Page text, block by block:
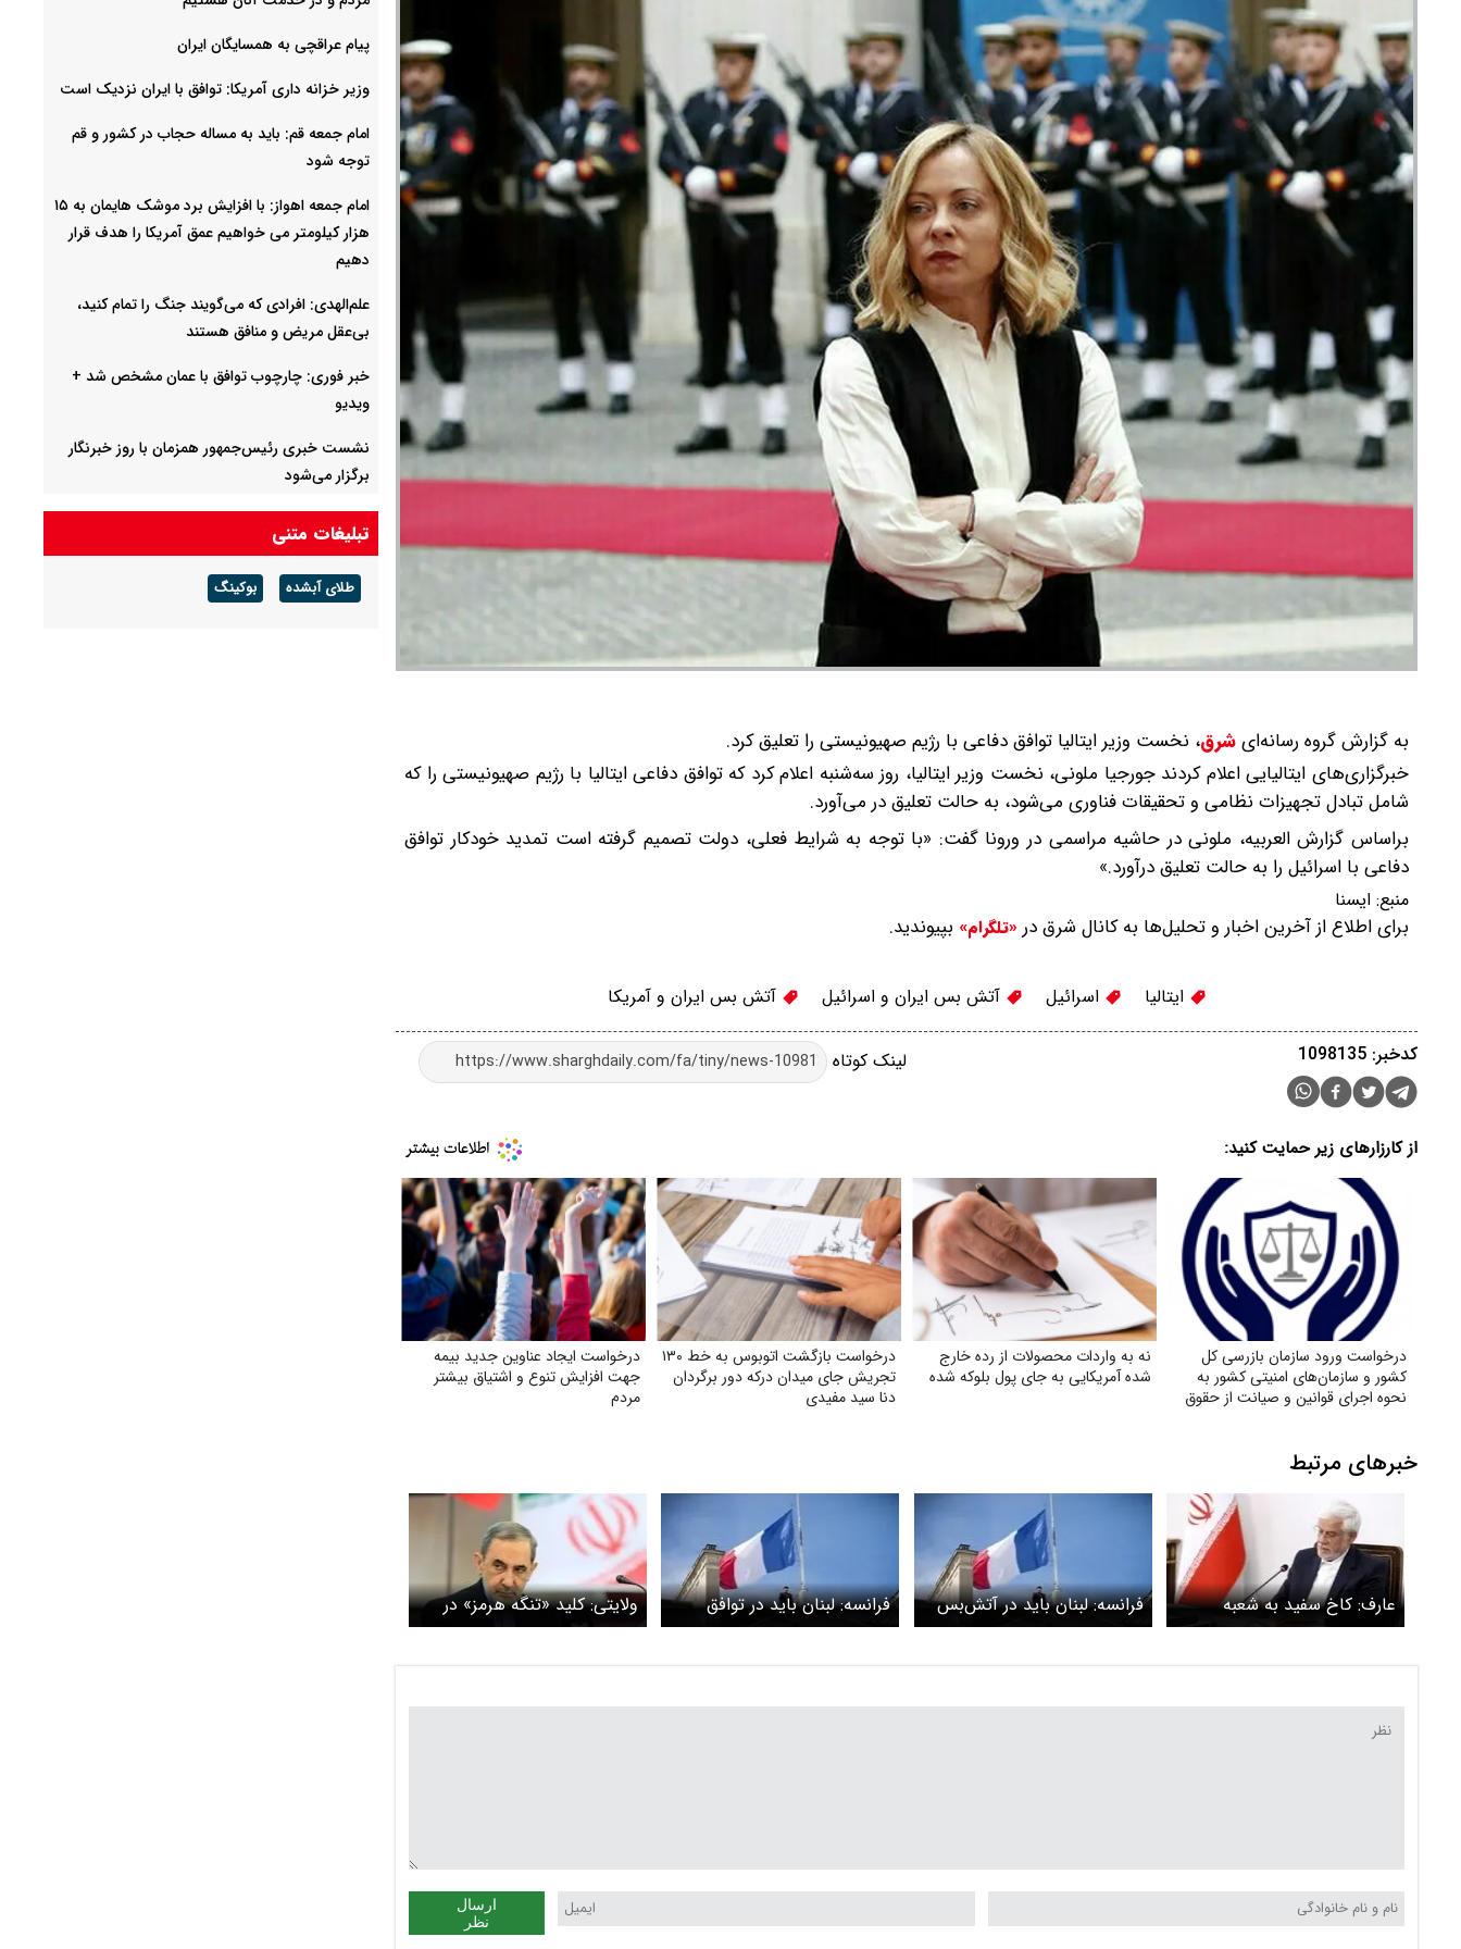
به گزارش گروه رسانه‌ایشرق، نخست وزیر ایتالیا توافق دفاعی با رژیم صهیونیستی را تعلیق کرد.
خبرگزاری‌های ایتالیایی اعلام کردند جورجیا ملونی، نخست وزیر ایتالیا، روز سه‌شنبه اعلام کرد که توافق دفاعی ایتالیا با رژیم صهیونیستی را که
شامل تبادل تجهیزات نظامی و تحقیقات فناوری می‌شود، به حالت تعلیق در می‌آورد.
براساس گزارش العربیه، ملونی در حاشیه مراسمی در ورونا گفت: «با توجه به شرایط فعلی، دولت تصمیم گرفته است تمدید خودکار توافق
دفاعی با اسرائیل را به حالت تعلیق درآورد.»
منبع: ایسنا
برای اطلاع از آخرین اخبار و تحلیل‌ها به کانال شرق در «تلگرام» بپیوندید.
ایتالیا اسرائیل آتش بس ایران و اسرائیل آتش بس ایران و آمریکا
لینک کوتاه کدخبر: 1098135
از کارزارهای زیر حمایت کنید:
درخواست ورود سازمان بازرسی کل
کشور و سازمان‌های امنیتی کشور به
نحوه اجرای قوانین و صیانت از حقوق
نه به واردات محصولات از رده خارج
شده آمریکایی به جای پول بلوکه شده
درخواست بازگشت اتوبوس به خط ۱۳۰
تجریش جای میدان درکه دور برگردان
دنا سید مفیدی
درخواست ایجاد عناوین جدید بیمه
جهت افزایش تنوع و اشتیاق بیشتر
مردم
خبرهای مرتبط
عارف: کاخ سفید به شعبه
گزارش‌دهی به نتانیاهو تبدیل
فرانسه: لبنان باید در آتش‌بس
ایران-آمریکا گنجانده شود
فرانسه: لبنان باید در توافق
آتش‌بس ایران و آمریکا
ولایتی:‌ کلید «تنگه هرمز» در
دستان مقتدر ماست
ارسال
نظر
پیام عراقچی به همسایگان ایران
وزیر خزانه داری آمریکا: توافق با ایران نزدیک است
امام جمعه قم: باید به مساله حجاب در کشور و قم
توجه شود
امام‌ جمعه اهواز: با افزایش برد موشک هایمان به ۱۵
هزار کیلومتر می خواهیم عمق آمریکا را هدف قرار
دهیم
علم‌الهدی: افرادی که می‌گویند جنگ را تمام کنید،
بی‌عقل مریض و منافق هستند
خبر فوری: چارچوب توافق با عمان مشخص شد +
ویدیو
نشست خبری رئیس‌جمهور همزمان با روز خبرنگار
برگزار می‌شود
لاشه F۱۵ منهدم‌شده آمریکا توسط سامانه‌ی نوین
پدافندی نیروی هوافضای سپاه
دیدار سران پاکستان و عربستان در مکه
تبلیغات متنی
طلای آبشده بوکینگ